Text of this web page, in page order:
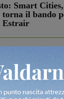
Smart
il bando
Estrair